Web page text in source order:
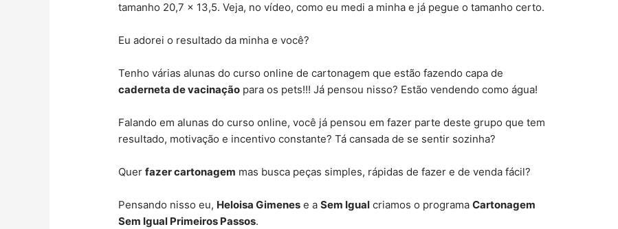
tamanho 20,7 x 13,5. Veja, no vídeo, como eu medi a minha e já pegue o tamanho certo.
Eu adorei o resultado da minha e você?
Tenho várias alunas do curso online de cartonagem que estão fazendo capa de
caderneta de vacinação para os pets!!! Já pensou nisso? Estão vendendo como água!
Falando em alunas do curso online, você já pensou em fazer parte deste grupo que tem
resultado, motivação e incentivo constante? Tá cansada de se sentir sozinha?
Querfazer cartonagem mas busca peças simples, rápidas de fazer e de venda fácil?
Pensando nisso eu, Heloisa Gimenes e aSem Igual criamos o programaCartonagem
Sem Igual Primeiros Passos.